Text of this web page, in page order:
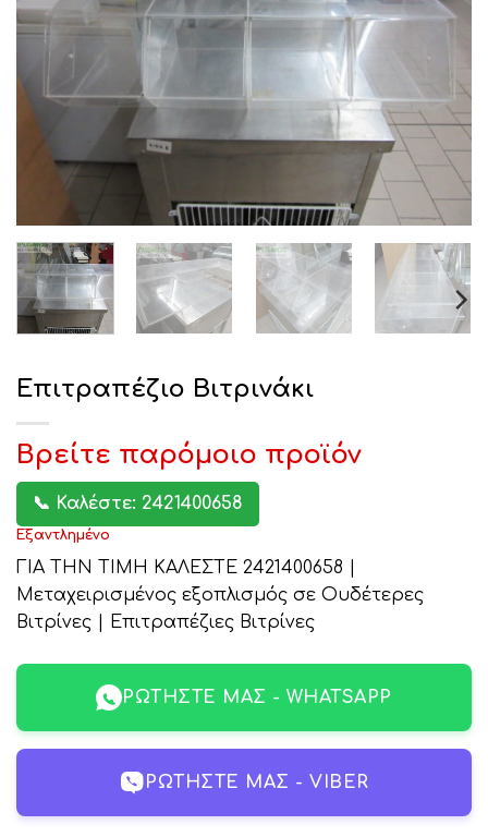
Επιτραπέζιο Βιτρινάκι
Βρείτε παρόμοιο προϊόν
📞 Καλέστε: 2421400658
Εξαντλημένο
ΓΙΑ ΤΗΝ ΤΙΜΗ ΚΑΛΕΣΤΕ 2421400658 |
Μεταχειρισμένος εξοπλισμός σε Ουδέτερες
Βιτρίνες | Επιτραπέζιες Βιτρίνες
ΡΩΤΉΣΤΕ ΜΑΣ - WHATSAPP
ΡΩΤΉΣΤΕ ΜΑΣ - VIBER